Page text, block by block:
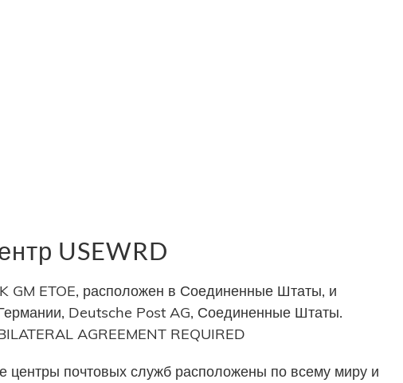
USEWRD
GM ETOE, расположен в Соединенные Штаты, и
Deutsche Post AG, Соединенные Штаты.
AGREEMENT REQUIRED
центры почтовых служб расположены по всему миру и